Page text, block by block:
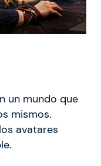
un mundo que
mismos.
avatares